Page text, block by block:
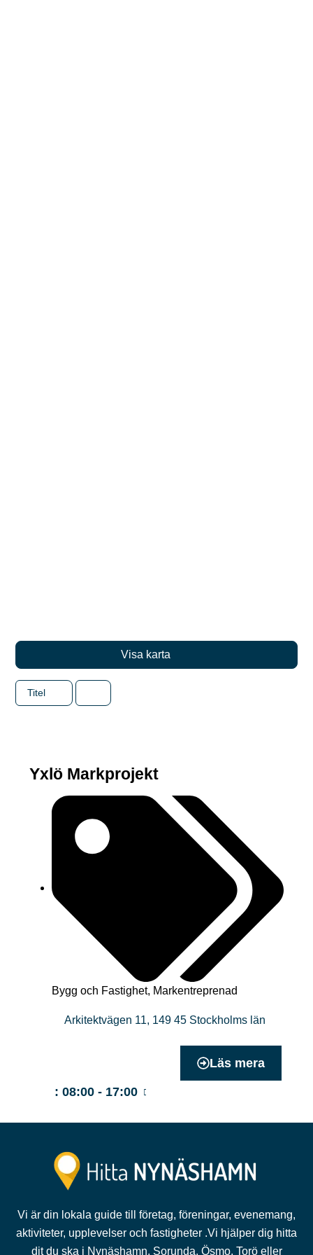
Visa karta
Titel
Yxlö Markprojekt
Bygg och Fastighet, Markentreprenad
Arkitektvägen 11, 149 45 Stockholms län
Läs mera
: 08:00 - 17:00
Vi är din lokala guide till företag, föreningar, evenemang,
aktiviteter, upplevelser och fastigheter .Vi hjälper dig hitta
dit du ska i Nynäshamn, Sorunda, Ösmo, Torö eller